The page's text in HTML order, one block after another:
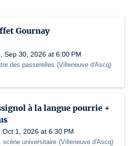
Gournay
Sep 30, 2026 at 6:00 PM
des passerelles (Villeneuve d'Ascq)
à la langue pourrie +
Oct 1, 2026 at 6:30 PM
scène universitaire (Villeneuve d'Ascq)